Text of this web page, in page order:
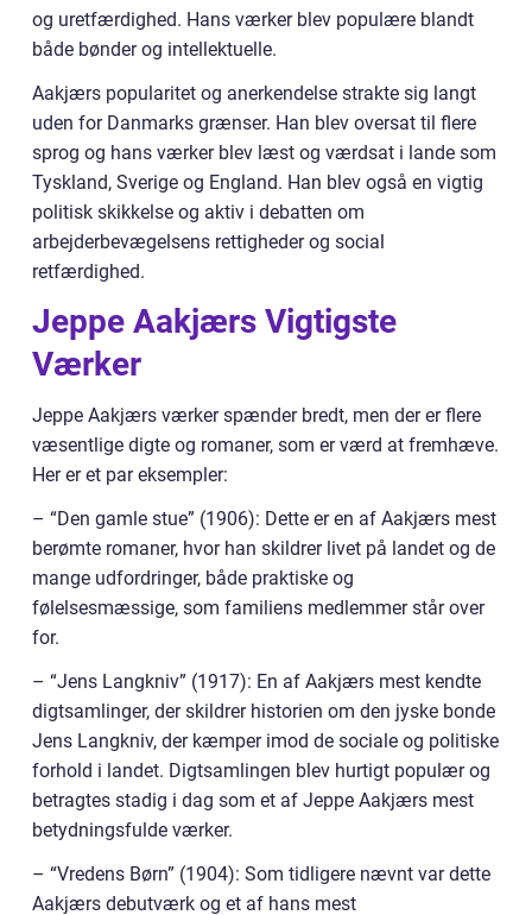
og uretfærdighed. Hans værker blev populære blandt
både bønder og intellektuelle.
Aakjærs popularitet og anerkendelse strakte sig langt
uden for Danmarks grænser. Han blev oversat til flere
sprog og hans værker blev læst og værdsat i lande som
Tyskland, Sverige og England. Han blev også en vigtig
politisk skikkelse og aktiv i debatten om
arbejderbevægelsens rettigheder og social
retfærdighed.
Jeppe Aakjærs Vigtigste
Værker
Jeppe Aakjærs værker spænder bredt, men der er flere
væsentlige digte og romaner, som er værd at fremhæve.
Her er et par eksempler:
– “Den gamle stue” (1906): Dette er en af Aakjærs mest
berømte romaner, hvor han skildrer livet på landet og de
mange udfordringer, både praktiske og
følelsesmæssige, som familiens medlemmer står over
for.
– “Jens Langkniv” (1917): En af Aakjærs mest kendte
digtsamlinger, der skildrer historien om den jyske bonde
Jens Langkniv, der kæmper imod de sociale og politiske
forhold i landet. Digtsamlingen blev hurtigt populær og
betragtes stadig i dag som et af Jeppe Aakjærs mest
betydningsfulde værker.
– “Vredens Børn” (1904): Som tidligere nævnt var dette
Aakjærs debutværk og et af hans mest